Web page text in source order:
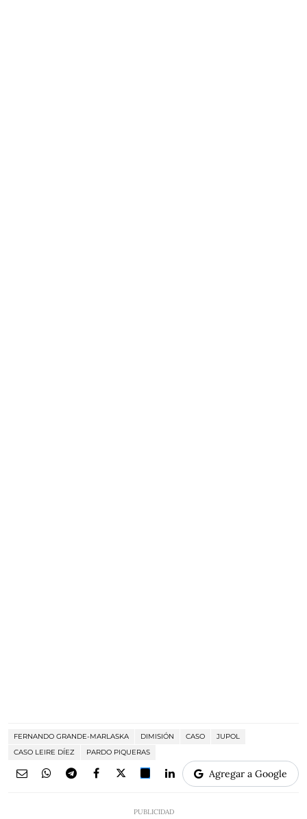
FERNANDO GRANDE-MARLASKA DIMISIÓN CASO
JUPOL
CASO LEIRE DÍEZ
PARDO PIQUERAS
Agregar a Google